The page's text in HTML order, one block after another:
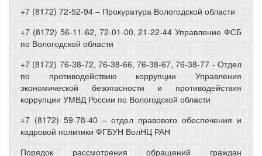
+7 (8172) 72-52-94 – Прокуратура Вологодской области
+7 (8172) 56-11-62, 72-01-00, 21-22-44 Управление ФСБ
по Вологодской области
+7 (8172) 76-38-72, 76-38-66, 76-38-67, 76-38-77 - Отдел
по противодействию коррупции Управления
экономической безопасности и противодействия
коррупции УМВД России по Вологодской области
+7 (8172) 59-78-40 – отдел правового обеспечения и
кадровой политики ФГБУН ВолНЦ РАН
Порядок рассмотрения обращений граждан